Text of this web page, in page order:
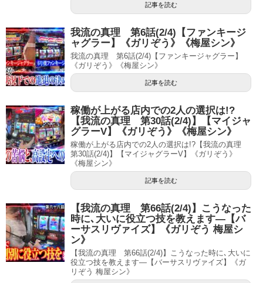
記事を読む
我流の真理 第6話(2/4)【ファンキージ
ャグラー】《ガリぞう》《梅屋シン》
我流の真理 第6話(2/4)【ファンキージャグラー】
《ガリぞう》《梅屋シン》
記事を読む
稼働が上がる店内での2人の選択は!?
【我流の真理 第30話(2/4)】【マイジャ
グラーV】《ガリぞう》《梅屋シン》
稼働が上がる店内での2人の選択は!?【我流の真理
第30話(2/4)】【マイジャグラーV】《ガリぞう》
《梅屋シン》
記事を読む
【我流の真理 第66話(2/4)】こうなった
時に､大いに役立つ技を教えます―【バ
ーサスリヴァイズ】《ガリぞう 梅屋シ
ン》
【我流の真理 第66話(2/4)】こうなった時に､大いに
役立つ技を教えます―【バーサスリヴァイズ】《ガ
リぞう 梅屋シン》